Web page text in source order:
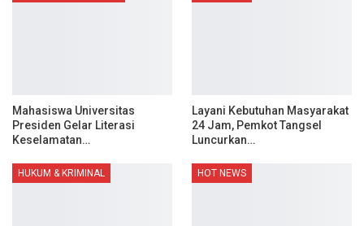
Mahasiswa Universitas
Presiden Gelar Literasi
Keselamatan…
Layani Kebutuhan Masyarakat
24 Jam, Pemkot Tangsel
Luncurkan…
HUKUM & KRIMINAL HOT NEWS